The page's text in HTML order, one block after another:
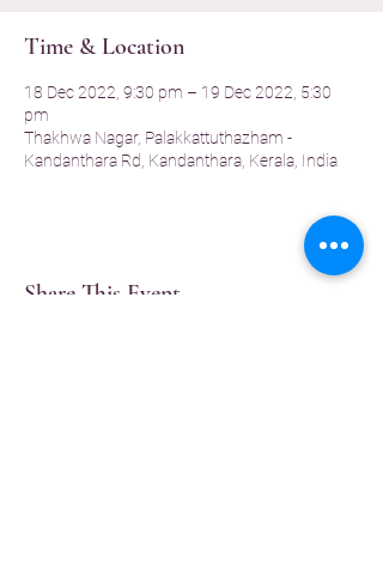
Time & Location
18 Dec 2022, 9:30 pm – 19 Dec 2022, 5:30
pm
Thakhwa Nagar, Palakkattuthazham -
Kandanthara Rd, Kandanthara, Kerala, India
Share This Event